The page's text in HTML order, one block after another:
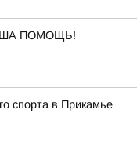
ПОМОЩЬ!
спорта в Прикамье